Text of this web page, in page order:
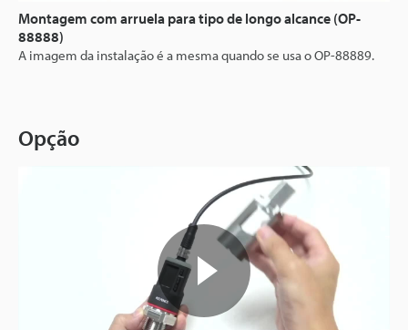
Montagem com arruela para tipo de longo alcance (OP-
88888)
A imagem da instalação é a mesma quando se usa o OP-88889.
Opção